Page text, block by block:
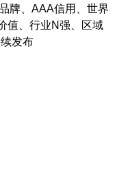
牌、AAA信用、世界
值、行业N强、区域
发布